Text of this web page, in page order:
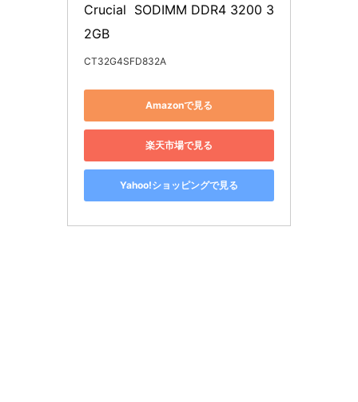
Crucial  SODIMM DDR4 3200 3
2GB
CT32G4SFD832A
Amazonで見る
楽天市場で見る
Yahoo!ショッピングで見る